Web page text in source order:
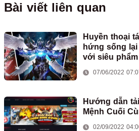
Bài viết liên quan
Huyền thoại
hứng sống
với siêu
07/06/2022
Hướng dẫn
Mệnh Cuối
02/09/2022